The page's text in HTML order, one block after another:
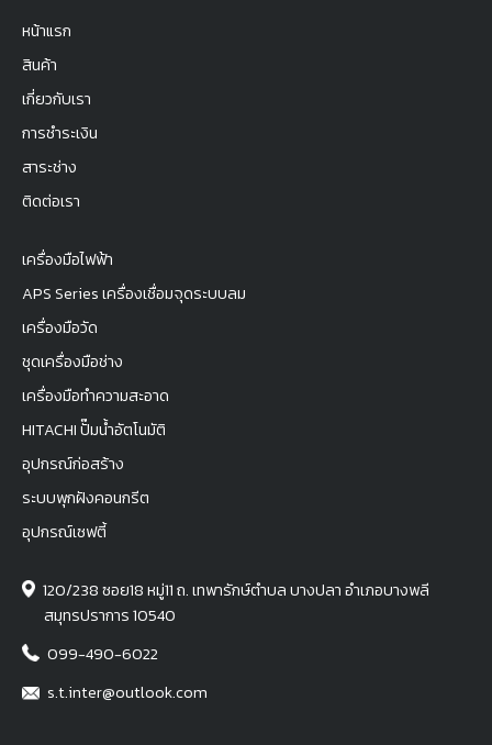
หน้าแรก
สินค้า
เกี่ยวกับเรา
การชำระเงิน
สาระช่าง
ติดต่อเรา
เครื่องมือไฟฟ้า
APS Series เครื่องเชื่อมจุดระบบลม
เครื่องมือวัด
ชุดเครื่องมือช่าง
เครื่องมือทำความสะอาด
HITACHI ปั๊มน้ำอัตโนมัติ
อุปกรณ์ก่อสร้าง
ระบบพุกฝังคอนกรีต
อุปกรณ์เซฟตี้
120/238 ซอย18 หมู่11 ถ. เทพารักษ์ตำบล บางปลา อำเภอบางพลี
สมุทรปราการ 10540
099-490-6022
s.t.inter@outlook.com